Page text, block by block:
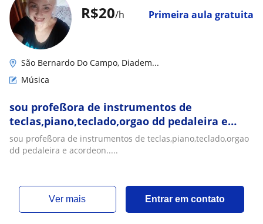
R$20/h Primeira aula gratuita
São Bernardo Do Campo, Diadem...
Música
sou profeßora de instrumentos de
teclas,piano,teclado,orgao dd pedaleira e
acordeon
sou profeßora de instrumentos de teclas,piano,teclado,orgao
dd pedaleira e acordeon.....
ver mais Entrar em contato